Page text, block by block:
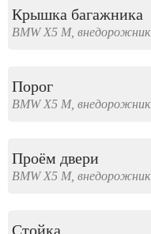
Крышка багажника
BMWX5 M, внедорожник
Порог
BMWX5 M, внедорожник
Проём двери
BMWX5 M, внедорожник
Стойка